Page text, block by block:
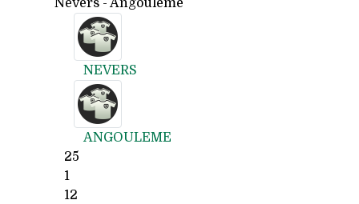
Nevers - Angoulême
NEVERS
ANGOULEME
25
1
12